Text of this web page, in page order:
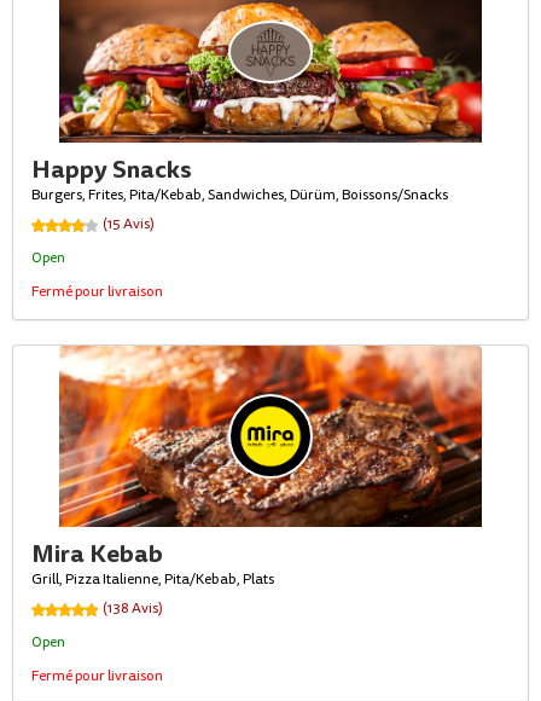
Happy Snacks
Burgers, Frites, Pita/Kebab, Sandwiches, Dürüm, Boissons/Snacks
(15 Avis)
Open
Fermé pour livraison
Mira Kebab
Grill, Pizza Italienne, Pita/Kebab, Plats
(138 Avis)
Open
Fermé pour livraison